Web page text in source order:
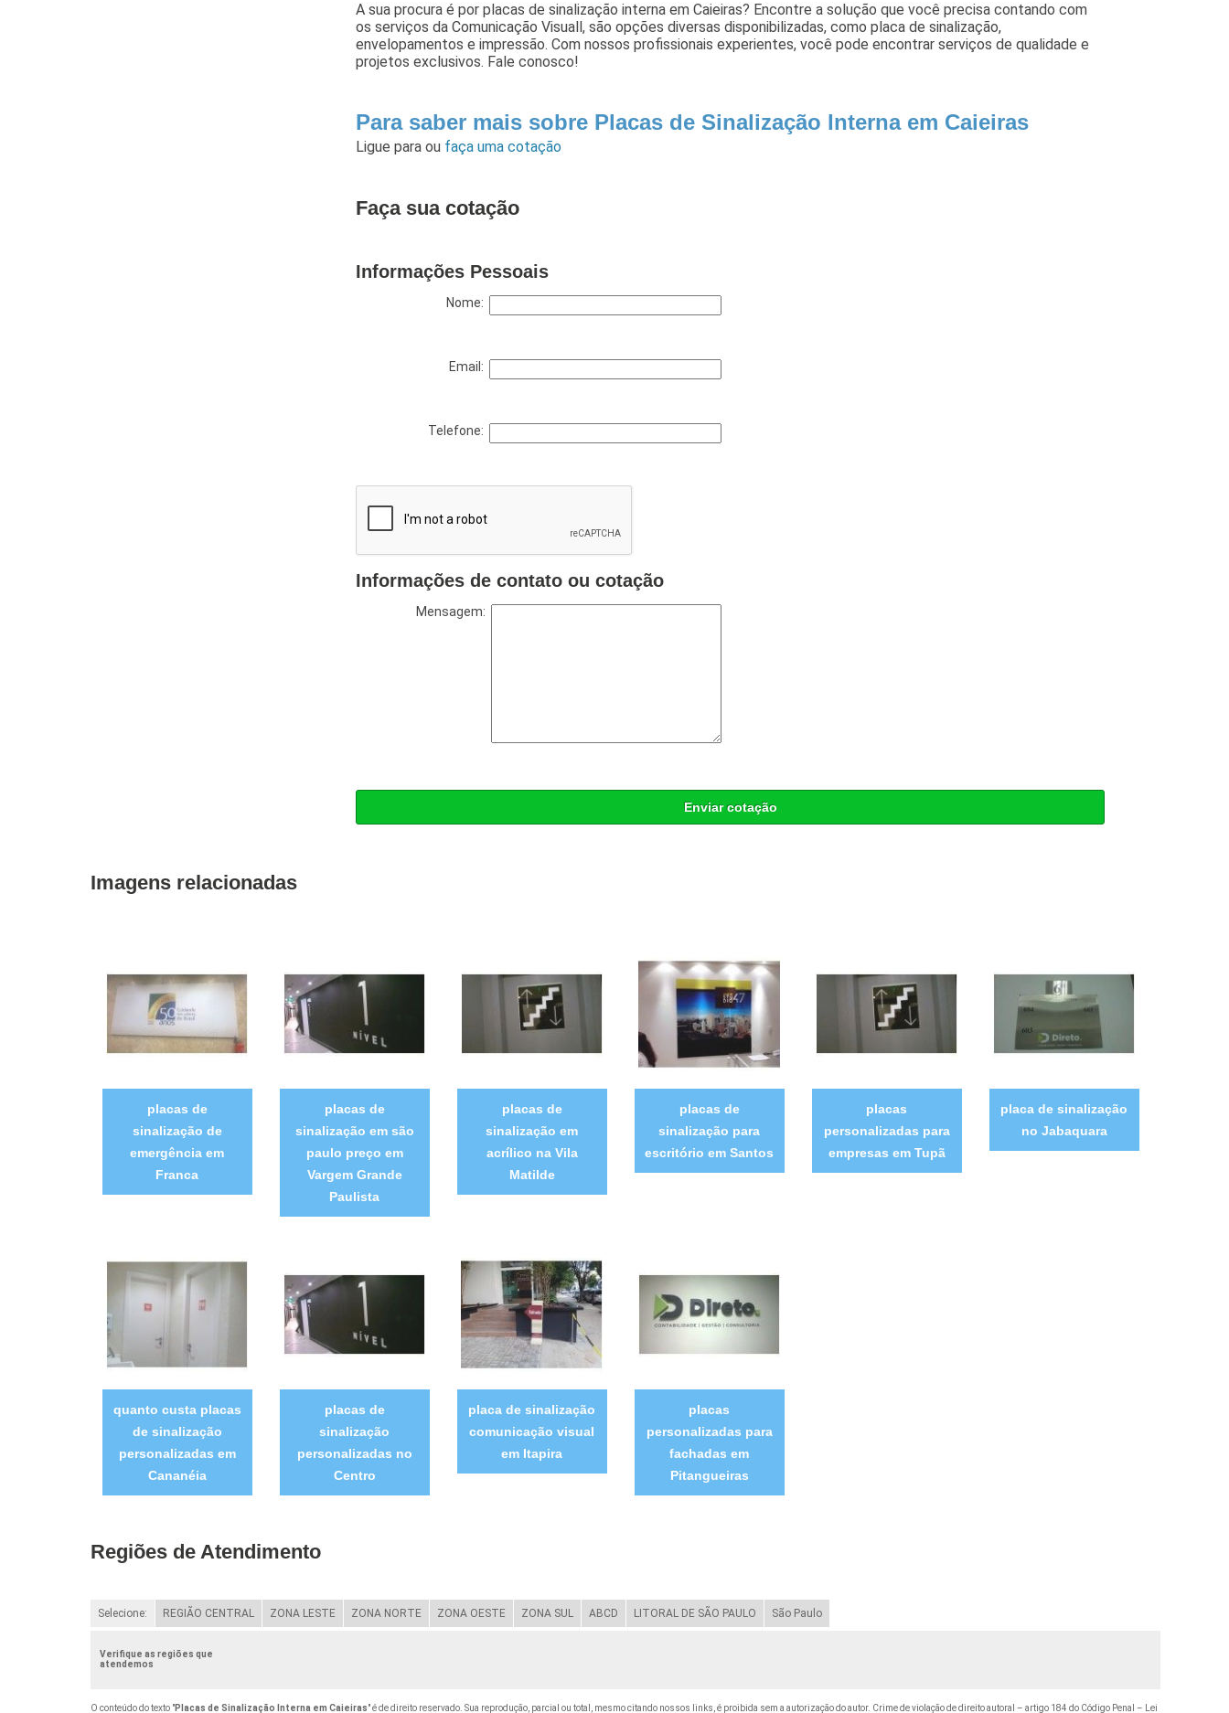
A sua procura é por placas de sinalização interna em Caieiras? Encontre a solução que você precisa contando com
os serviços da Comunicação Visuall, são opções diversas disponibilizadas, como placa de sinalização,
envelopamentos e impressão. Com nossos profissionais experientes, você pode encontrar serviços de qualidade e
projetos exclusivos. Fale conosco!
Para saber mais sobre Placas de Sinalização Interna em Caieiras
Ligue paraou faça uma cotação
Faça sua cotação
Informações Pessoais
Nome:
Email:
Telefone:
Informações de contato ou cotação
Mensagem:
Enviar cotação
Imagens relacionadas
placas de
sinalização de
emergência em
Franca
placas de
sinalização em são
paulo preço em
Vargem Grande
Paulista
placas de
sinalização em
acrílico na Vila
Matilde
placas de
sinalização para
escritório em Santos
placas
personalizadas para
empresas em Tupã
placa de sinalização
no Jabaquara
quanto custa placas
de sinalização
personalizadas em
Cananéia
placas de
sinalização
personalizadas no
Centro
placa de sinalização
comunicação visual
em Itapira
placas
personalizadas para
fachadas em
Pitangueiras
Regiões de Atendimento
Selecione: REGIÃO CENTRAL ZONA LESTE ZONA NORTE ZONA OESTE ZONA SUL ABCD LITORAL DE SÃO PAULO São Paulo
Verifique as regiões que
atendemos
O conteúdo do texto "Placas de Sinalização Interna em Caieiras" é de direito reservado. Sua reprodução, parcial ou total, mesmo citando nossos links, é proibida sem a autorização do autor. Crime de violação de direito autoral – artigo 184 do Código Penal –
Lei